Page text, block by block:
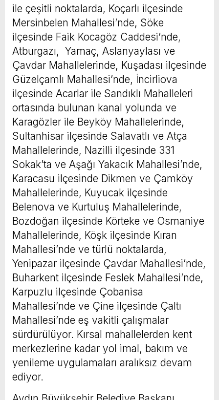
ile çeşitli noktalarda, Koçarlı ilçesinde
Mersinbelen Mahallesi’nde, Söke
ilçesinde Faik Kocagöz Caddesi’nde,
Atburgazı, Yamaç, Aslanyaylası ve
Çavdar Mahallelerinde, Kuşadası ilçesinde
Güzelçamlı Mahallesi’nde, İncirliova
ilçesinde Acarlar ile Sandıklı Mahalleleri
ortasında bulunan kanal yolunda ve
Karagözler ile Beyköy Mahallelerinde,
Sultanhisar ilçesinde Salavatlı ve Atça
Mahallelerinde, Nazilli ilçesinde 331
Sokak’ta ve Aşağı Yakacık Mahallesi’nde,
Karacasu ilçesinde Dikmen ve Çamköy
Mahallelerinde, Kuyucak ilçesinde
Belenova ve Kurtuluş Mahallelerinde,
Bozdoğan ilçesinde Körteke ve Osmaniye
Mahallelerinde, Köşk ilçesinde Kıran
Mahallesi’nde ve türlü noktalarda,
Yenipazar ilçesinde Çavdar Mahallesi’nde,
Buharkent ilçesinde Feslek Mahallesi’nde,
Karpuzlu ilçesinde Çobanisa
Mahallesi’nde ve Çine ilçesinde Çaltı
Mahallesi’nde eş vakitli çalışmalar
sürdürülüyor. Kırsal mahallelerden kent
merkezlerine kadar yol imal, bakım ve
yenileme uygulamaları aralıksız devam
ediyor.